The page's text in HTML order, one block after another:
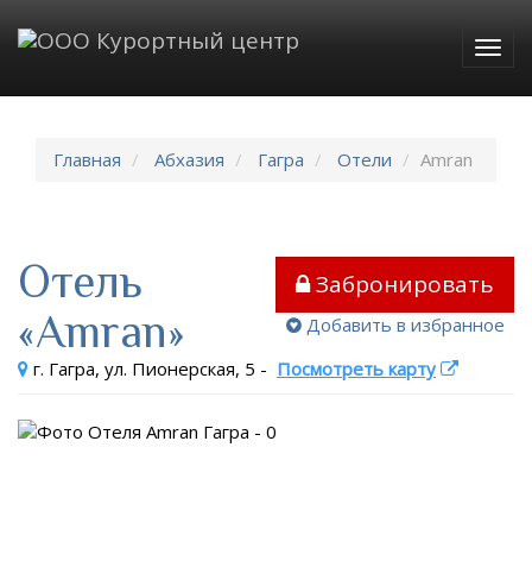
Главная Абхазия Гагра Отели Amran
Забронировать
Добавить в избранное
Отель
«Amran»
г. Гагра, ул. Пионерская, 5 - Посмотреть карту